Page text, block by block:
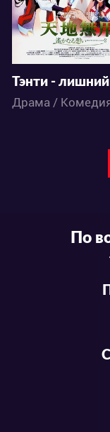
Тэнти -
По